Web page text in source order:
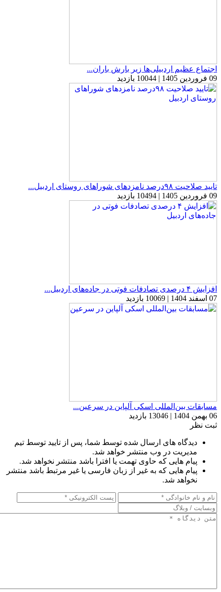
اجتماع عظیم اردبیلی‌ها زیر بارش باران...
09 فروردین 1405 | 10044 بازدید
تایید صلاحیت ۹۸درصد نامزدهای شوراهای روستای اردبیل...
09 فروردین 1405 | 10494 بازدید
افزایش ۴ درصدی تصادفات فوتی در جاده‌های اردبیل...
07 اسفند 1404 | 10069 بازدید
مسابقات بین‌المللی اسکی آلپاین در سرعین...
06 بهمن 1404 | 13046 بازدید
ثبت نظر
دیدگاه های ارسال شده توسط شما، پس از تایید توسط تیم
مدیریت در وب منتشر خواهد شد.
پیام هایی که حاوی تهمت یا افترا باشد منتشر نخواهد شد.
پیام هایی که به غیر از زبان فارسی یا غیر مرتبط باشد منتشر
نخواهد شد.